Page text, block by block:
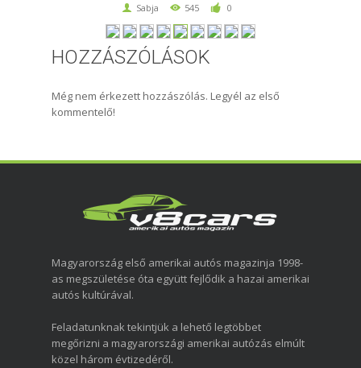
Sabja 545 0
HOZZÁSZÓLÁSOK
Még nem érkezett hozzászólás. Legyél az első
kommentelő!
Magyarország első amerikai autós magazinja 1998-
as megszületése óta együtt fejlődik a hazai amerikai
autós kultúrával.
Feladatunknak tekintjük a lehető legtöbbet
megőrizni a magyarországi amerikai autózás elmúlt
közel három évtizedéről.